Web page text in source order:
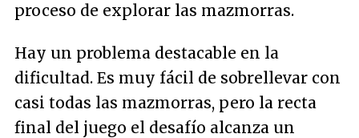
proceso de explorar las mazmorras.
Hay un problema destacable en la
dificultad. Es muy fácil de sobrellevar con
casi todas las mazmorras, pero la recta
final del juego el desafío alcanza un